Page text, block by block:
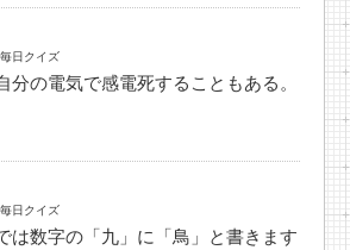
日クイズ
分の電気で感電死することもある。
日クイズ
は数字の「九」に「鳥」と書きます